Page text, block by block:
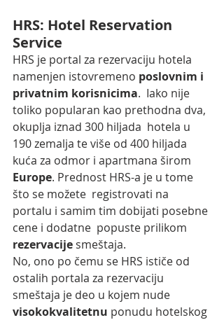
HRS: Hotel Reservation
Service
HRS je portal za rezervaciju hotela
namenjen istovremeno poslovnim i
privatnim korisnicima.  Iako nije
toliko popularan kao prethodna dva,
okuplja iznad 300 hiljada  hotela u
190 zemalja te više od 400 hiljada
kuća za odmor i apartmana širom
Europe. Prednost HRS-a je u tome
što se možete  registrovati na
portalu i samim tim dobijati posebne
cene i dodatne  popuste prilikom
rezervacije smeštaja.
No, ono po čemu se HRS ističe od
ostalih portala za rezervaciju
smeštaja je deo u kojem nude
visokokvalitetnu ponudu hotelskog